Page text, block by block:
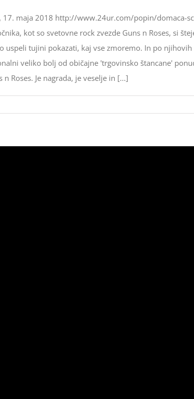
17. maja 2018 http://www.24ur.com/popin/
kot so svetovne rock zvezde Guns n Roses, si
tujini pokazati, kaj vse zmoremo. In po
veliko bolj od običajne 'trgovinsko štancane'
Roses. Je nagrada, je veselje in [...]